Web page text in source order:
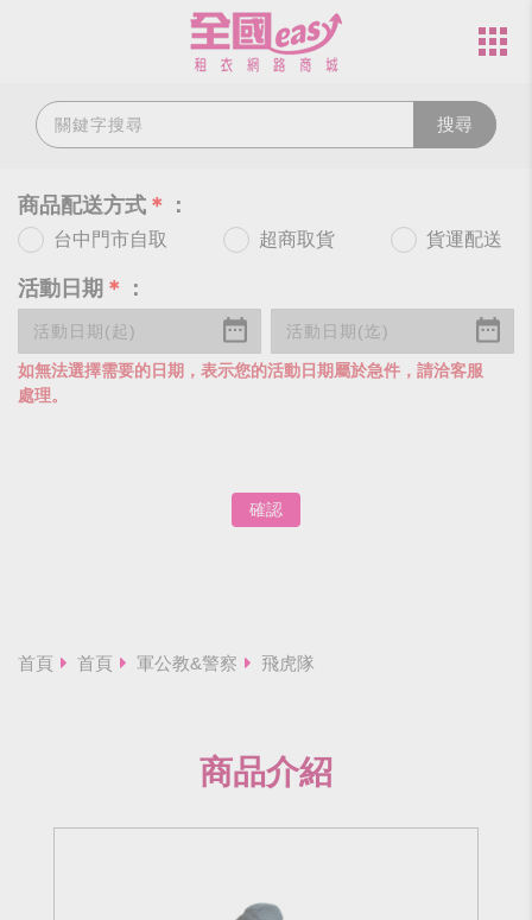
搜尋
商品配送方式 ＊ ：
台中門市自取 超商取貨 貨運配送
活動日期 ＊ ：
如無法選擇需要的日期，表示您的活動日期屬於急件，請洽客服
處理。
確認
首頁 首頁 軍公教&警察 飛虎隊
商品介紹